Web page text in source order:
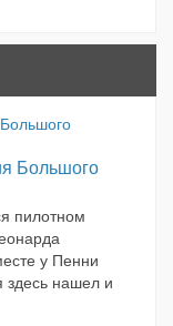
Большого
пилотном
у Пенни
здесь нашел и